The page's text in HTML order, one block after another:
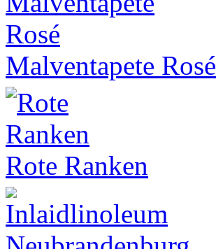
Malventapete Rosé
Rote Ranken